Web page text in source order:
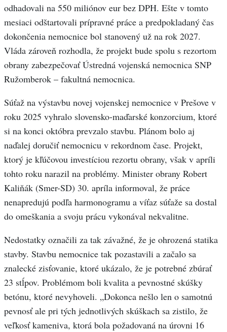
odhadovali na 550 miliónov eur bez DPH. Ešte v tomto
mesiaci odštartovali prípravné práce a predpokladaný čas
dokončenia nemocnice bol stanovený už na rok 2027.
Vláda zároveň rozhodla, že projekt bude spolu s rezortom
obrany zabezpečovať Ústredná vojenská nemocnica SNP
Ružomberok – fakultná nemocnica.
Súťaž na výstavbu novej vojenskej nemocnice v Prešove v
roku 2025 vyhralo slovensko-maďarské konzorcium, ktoré
si na konci októbra prevzalo stavbu. Plánom bolo aj
naďalej doručiť nemocnicu v rekordnom čase. Projekt,
ktorý je kľúčovou investíciou rezortu obrany, však v apríli
tohto roku narazil na problémy. Minister obrany Robert
Kaliňák (Smer-SD) 30. apríla informoval, že práce
nenapredujú podľa harmonogramu a víťaz súťaže sa dostal
do omeškania a svoju prácu vykonával nekvalitne.
Nedostatky označili za tak závažné, že je ohrozená statika
stavby. Stavbu nemocnice tak pozastavili a začalo sa
znalecké zisťovanie, ktoré ukázalo, že je potrebné zbúrať
23 stĺpov. Problémom boli kvalita a pevnostné skúšky
betónu, ktoré nevyhoveli. „Dokonca nešlo len o samotnú
pevnosť ale pri tých jednotlivých skúškach sa zistilo, že
veľkosť kameniva, ktorá bola požadovaná na úrovni 16